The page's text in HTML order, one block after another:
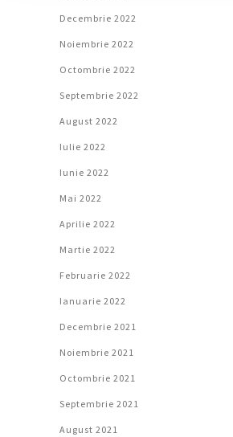
Decembrie 2022
Noiembrie 2022
Octombrie 2022
Septembrie 2022
August 2022
Iulie 2022
Iunie 2022
Mai 2022
Aprilie 2022
Martie 2022
Februarie 2022
Ianuarie 2022
Decembrie 2021
Noiembrie 2021
Octombrie 2021
Septembrie 2021
August 2021